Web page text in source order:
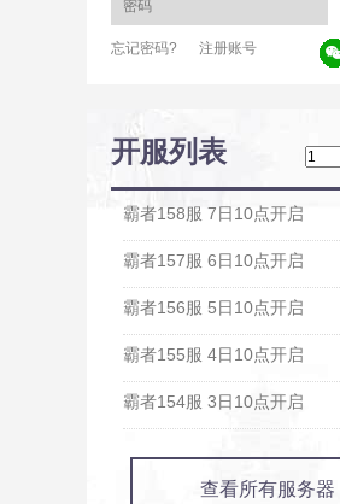
忘记密码? 注册账号
开服列表
霸者158服 7日10点开启
霸者157服 6日10点开启
霸者156服 5日10点开启
霸者155服 4日10点开启
霸者154服 3日10点开启
查看所有服务器